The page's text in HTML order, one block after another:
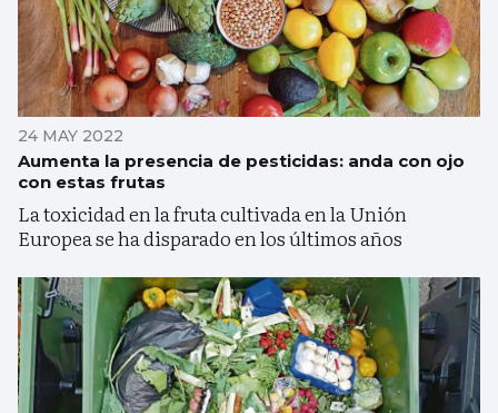
24 MAY 2022
Aumenta la presencia de pesticidas: anda con ojo
con estas frutas
La toxicidad en la fruta cultivada en la Unión
Europea se ha disparado en los últimos años